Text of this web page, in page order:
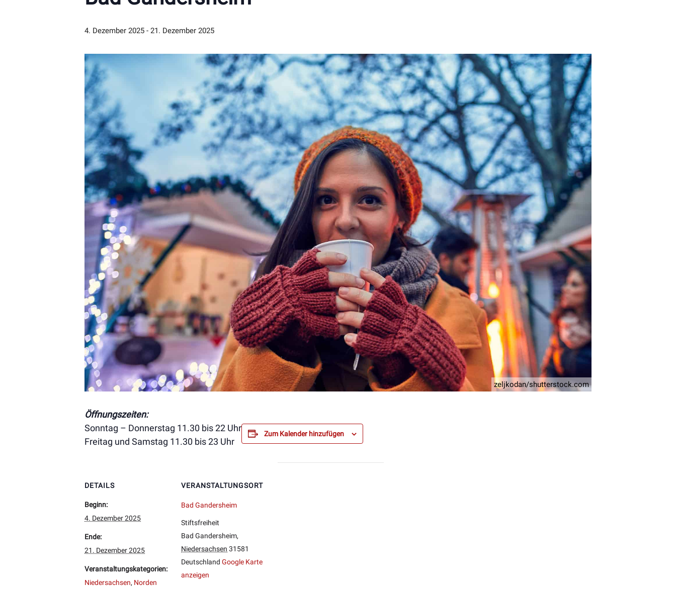
4. Dezember 2025 - 21. Dezember 2025
zeljkodan/shutterstock.com
Öffnungszeiten:
Sonntag – Donnerstag 11.30 bis 22 Uhr
Freitag und Samstag 11.30 bis 23 Uhr
Zum Kalender hinzufügen
DETAILS
Beginn:
4. Dezember 2025
Ende:
21. Dezember 2025
Veranstaltungskategorien:
Niedersachsen, Norden
VERANSTALTUNGSORT
Bad Gandersheim
Stiftsfreiheit
Bad Gandersheim,
Niedersachsen 31581
Deutschland Google Karte
anzeigen